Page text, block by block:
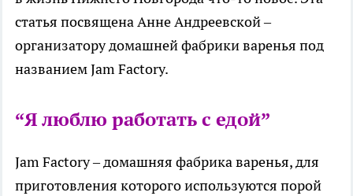
статья посвящена Анне Андреевской –
организатору домашней фабрики варенья под
названием Jam Factory.
“Я люблю работать с едой”
Jam Factory – домашняя фабрика варенья, для
приготовления которого используются порой